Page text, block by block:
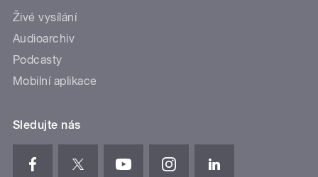
Živé vysílání
Audioarchiv
Podcasty
Mobilní aplikace
Sledujte nás